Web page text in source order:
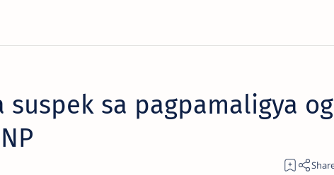
suspek sa pagpamaligya og